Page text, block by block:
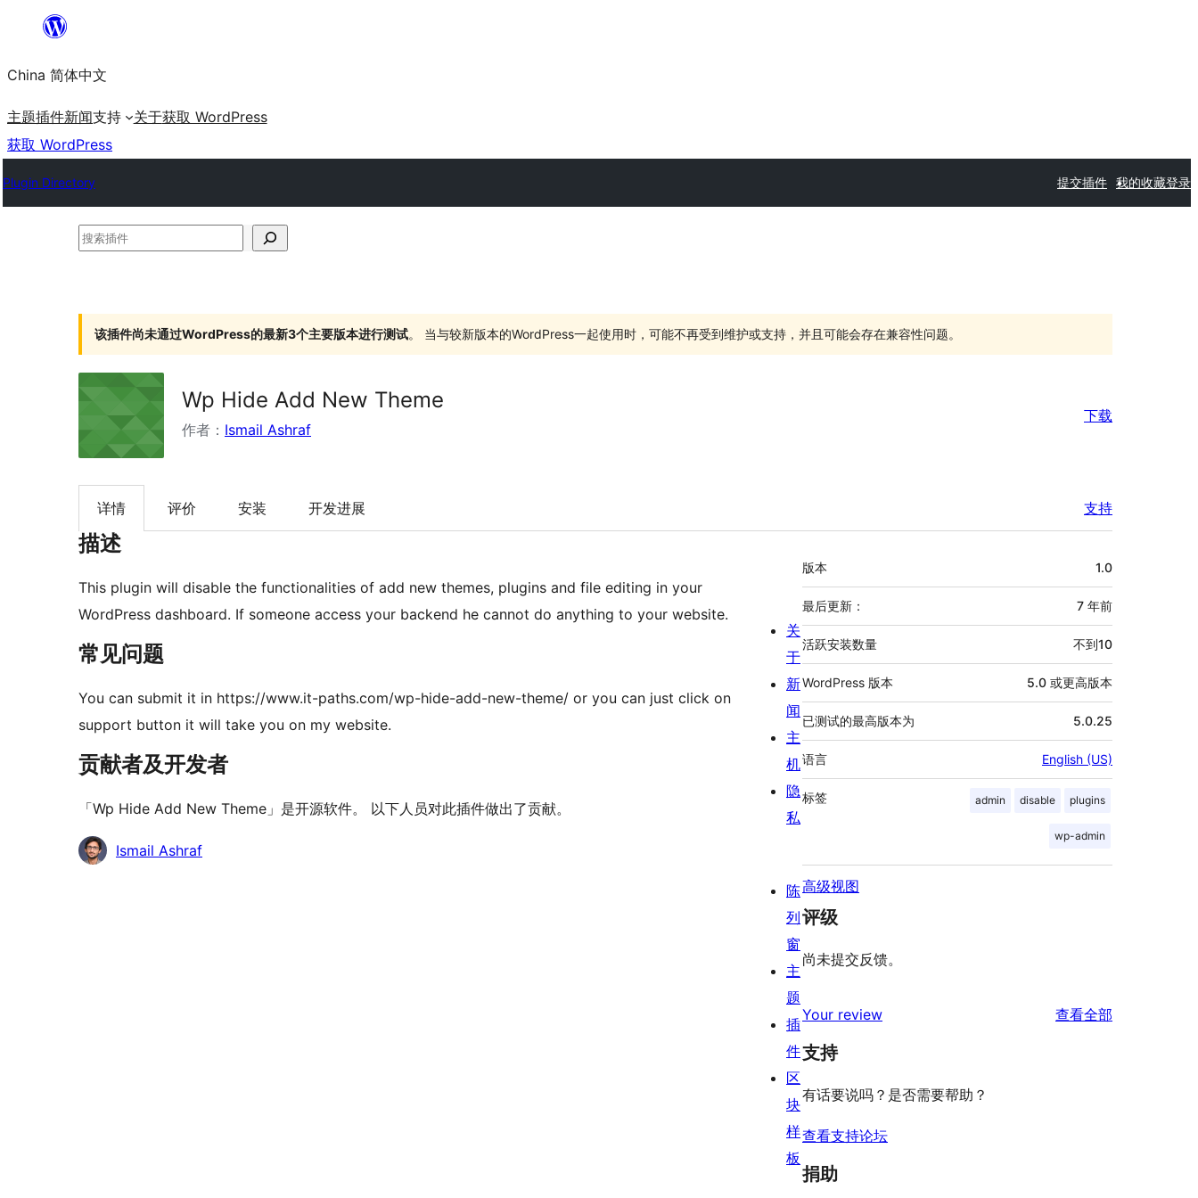
内
容
China 简体中文
主题插件新闻支持 关于获取 WordPress
获取 WordPress
Plugin Directory 提交插件 我的收藏登录
搜
件
该插件尚未通过WordPress的最新3个主要版本进行测试。 当与较新版本的WordPress一起使用时，可能不再受到维护或支持，并且可能会存在兼容性问题。
Wp Hide Add New Theme
作者： Ismail Ashraf
下载
详情 评价 安装 开发进展 支持
描述
This plugin will disable the functionalities of add new themes, plugins and file editing in your
WordPress dashboard. If someone access your backend he cannot do anything to your website.
常见问题
You can submit it in https://www.it-paths.com/wp-hide-add-new-theme/ or you can just click on
support button it will take you on my website.
贡献者及开发者
「Wp Hide Add New Theme」是开源软件。 以下人员对此插件做出了贡献。
贡
Ismail Ashraf
额
外
信
息
版本 1.0
最后更新： 7 年前
活跃安装数量 不到10
WordPress 版本 5.0 或更高版本
已测试的最高版本为 5.0.25
语言 English (US)
标签 admin disable plugins
wp-admin
高级视图
评级
尚未提交反馈。
Your review 查看全部
支持
有话要说吗？是否需要帮助？
查看支持论坛
捐助
关
于
新
闻
主
机
隐
私
陈
列
窗
主
题
插
件
区
块
样
板